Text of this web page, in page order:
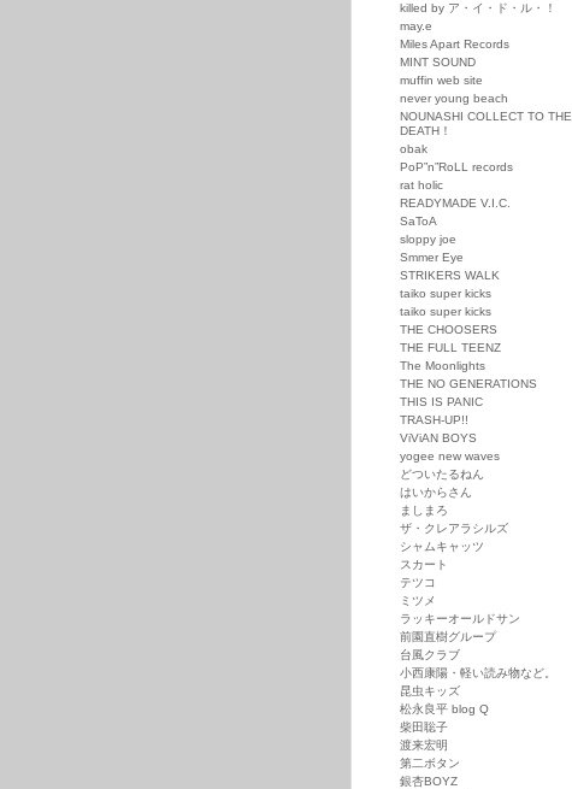
killed by ア・イ・ド・ル・！
may.e
Miles Apart Records
MINT SOUND
muffin web site
never young beach
NOUNASHI COLLECT TO THE
DEATH！
obak
PoP”n”RoLL records
rat holic
READYMADE V.I.C.
SaToA
sloppy joe
Smmer Eye
STRIKERS WALK
taiko super kicks
taiko super kicks
THE CHOOSERS
THE FULL TEENZ
The Moonlights
THE NO GENERATIONS
THIS IS PANIC
TRASH-UP!!
ViViAN BOYS
yogee new waves
どついたるねん
はいからさん
ましまろ
ザ・クレアラシルズ
シャムキャッツ
スカート
テツコ
ミツメ
ラッキーオールドサン
前園直樹グループ
台風クラブ
小西康陽・軽い読み物など。
昆虫キッズ
松永良平 blog Q
柴田聡子
渡来宏明
第二ボタン
銀杏BOYZ